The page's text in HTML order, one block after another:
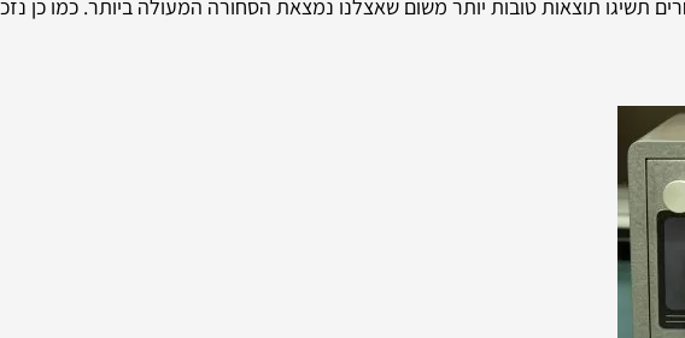
תשיגו תוצאות טובות יותר משום שאצלנו נמצאת הסחורה המעולה ביותר. כמו כן